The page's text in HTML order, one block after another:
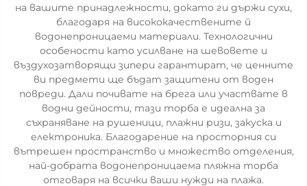
на вашите принадлежности, докато ги държи сухи,
благодаря на висококачествените й
водонепроницаеми материали. Технологични
особености като усилване на шевовете и
въздухозатворящи зипери гарантират, че ценните
ви предмети ще бъдат защитени от воден
повреди. Дали почивате на брега или участвате в
водни дейности, тази торба е идеална за
съхраняване на рушеници, плажни ризи, закуска и
електроника. Благодарение на просторния си
вътрешен пространство и множество отделения,
най-добрата водонепроницаема пляжна торба
отговаря на всички ваши нужди на плажа.